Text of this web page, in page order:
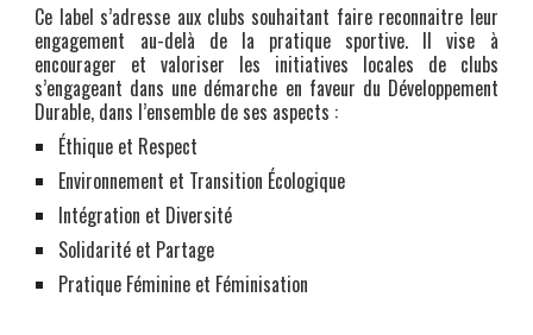
Ce label s’adresse aux clubs souhaitant faire reconnaitre leur
engagement au-delà de la pratique sportive. Il vise à
encourager et valoriser les initiatives locales de clubs
s’engageant dans une démarche en faveur du Développement
Durable, dans l’ensemble de ses aspects :
Éthique et Respect
Environnement et Transition Écologique
Intégration et Diversité
Solidarité et Partage
Pratique Féminine et Féminisation